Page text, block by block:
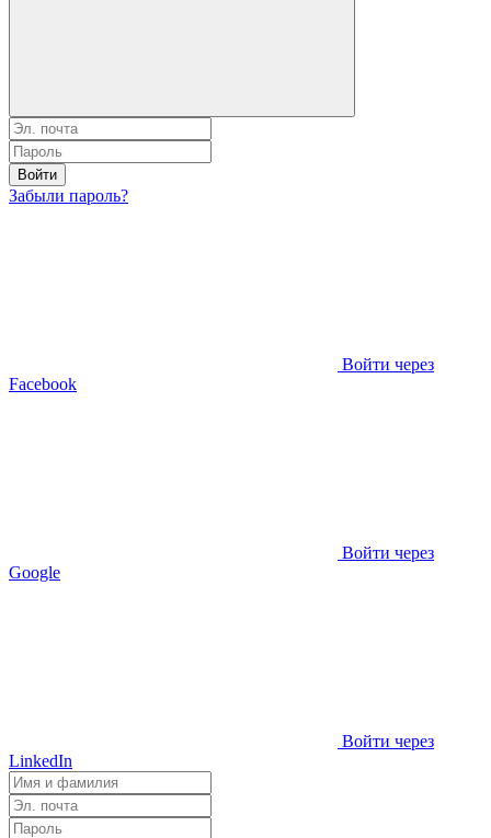
Войти
Забыли пароль?
Войти через
Facebook
Войти через
Google
Войти через
LinkedIn